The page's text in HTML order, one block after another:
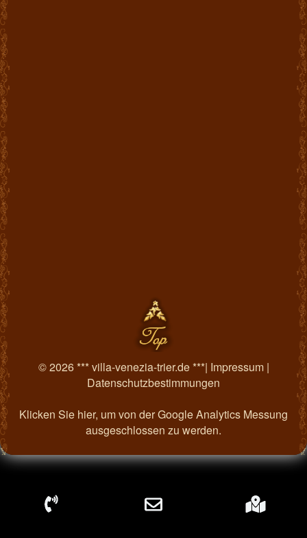
© 2026 *** villa-venezia-trier.de ***| Impressum |
Datenschutzbestimmungen
Klicken Sie hier, um von der Google Analytics Messung
ausgeschlossen zu werden.